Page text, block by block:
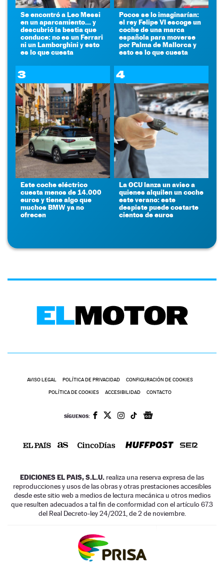
Se encontró a Leo Messi
en un aparcamiento... y
descubrió la bestia que
conduce: no es un Ferrari
ni un Lamborghini y esto
es lo que cuesta
Pocos se lo imaginarían:
el rey Felipe VI escoge un
coche de una marca
española para moverse
por Palma de Mallorca y
esto es lo que cuesta
3
Este coche eléctrico
cuesta menos de 14.000
euros y tiene algo que
muchos BMW ya no
ofrecen
4
La OCU lanza un aviso a
quienes alquilen un coche
este verano: este
despiste puede costarte
cientos de euros
AVISO LEGAL POLÍTICA DE PRIVACIDAD CONFIGURACIÓN DE COOKIES
POLÍTICA DE COOKIES ACCESIBILIDAD CONTACTO
SÍGUENOS:
EDICIONES EL PAIS, S.L.U. realiza una reserva expresa de las
reproducciones y usos de las obras y otras prestaciones accesibles
desde este sitio web a medios de lectura mecánica u otros medios
que resulten adecuados a tal fin de conformidad con el artículo 67.3
del Real Decreto-ley 24/2021, de 2 de noviembre.